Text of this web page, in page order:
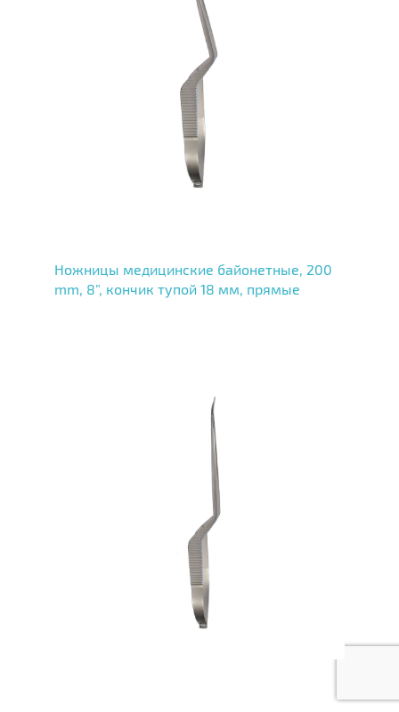
Ножницы медицинские байонетные, 200
mm, 8”, кончик тупой 18 мм, прямые